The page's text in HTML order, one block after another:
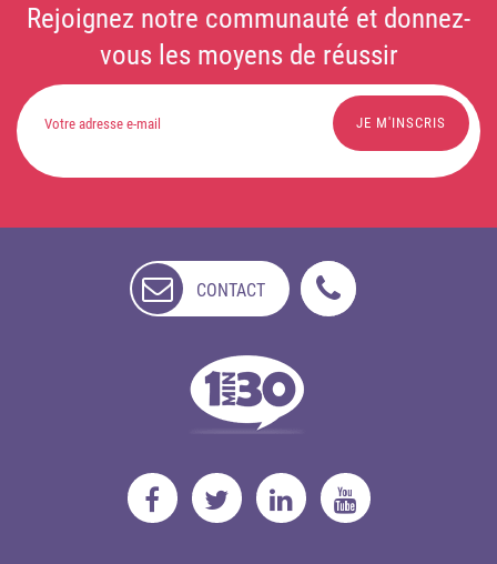
Rejoignez notre communauté et donnez-
vous les moyens de réussir
CONTACT
DISPONIBLE